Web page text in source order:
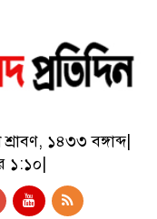
১৪৩৩ বঙ্গাব্দ|
১:১০